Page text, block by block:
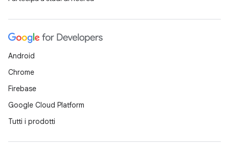
Android
Chrome
Firebase
Google Cloud Platform
Tutti i prodotti